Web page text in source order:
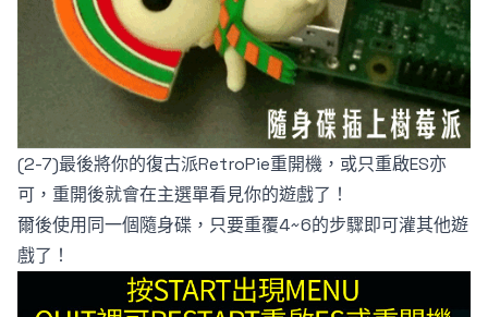
(2-7)最後將你的復古派RetroPie重開機，或只重啟ES亦
可，重開後就會在主選單看見你的遊戲了！
爾後使用同一個隨身碟，只要重覆4~6的步驟即可灌其他遊
戲了！